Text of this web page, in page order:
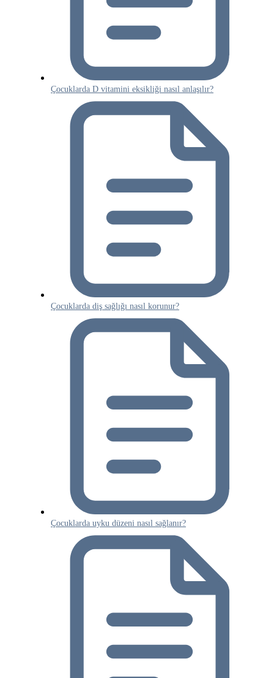
Çocuklarda D vitamini eksikliği nasıl anlaşılır?
Çocuklarda diş sağlığı nasıl korunur?
Çocuklarda uyku düzeni nasıl sağlanır?